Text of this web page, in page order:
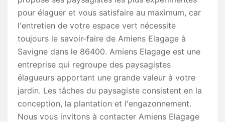
pour élaguer et vous satisfaire au maximum, car
l'entretien de votre espace vert nécessite
toujours le savoir-faire de Amiens Elagage à
Savigne dans le 86400. Amiens Elagage est une
entreprise qui regroupe des paysagistes
élagueurs apportant une grande valeur à votre
jardin. Les tâches du paysagiste consistent en la
conception, la plantation et l'engazonnement.
Nous vous invitons à contacter Amiens Elagage